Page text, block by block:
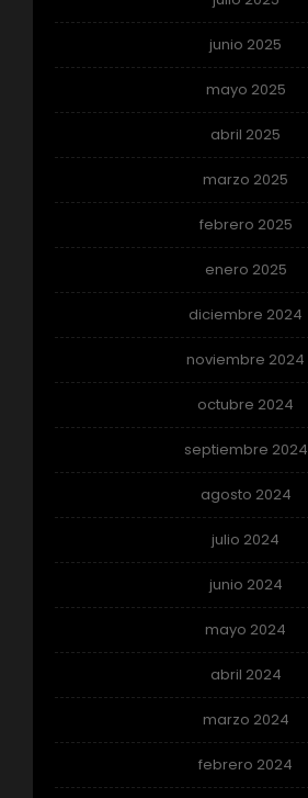
junio 2025
mayo 2025
abril 2025
marzo 2025
febrero 2025
enero 2025
diciembre 2024
noviembre 2024
octubre 2024
septiembre 2024
agosto 2024
julio 2024
junio 2024
mayo 2024
abril 2024
marzo 2024
febrero 2024